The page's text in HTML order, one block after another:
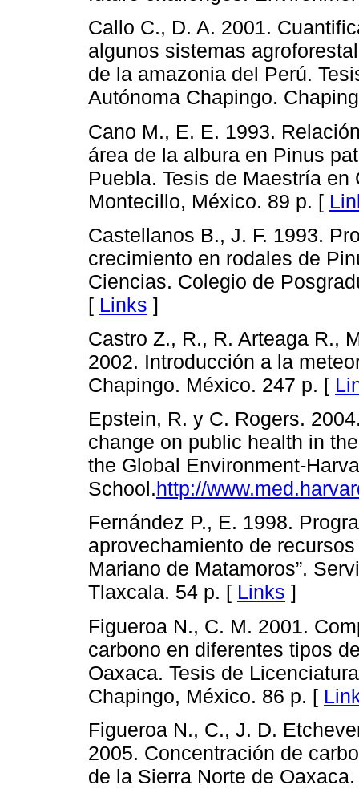
Callo C., D. A. 2001.
algunos sistemas
de la amazonia del Perú.
Autónoma Chapingo.
Cano M., E. E. 1993.
área de la albura en Pinus
Puebla. Tesis de Maestría
Montecillo, México. 89 p. [
Castellanos B., J. F. 1993.
crecimiento en rodales de
Ciencias. Colegio de
[ Links ]
Castro Z., R., R. Arteaga R.,
2002. Introducción a la
Chapingo. México. 247 p. [
Epstein, R. y C. Rogers.
change on public health in
the Global Environment-
School.http://
Fernández P., E. 1998.
aprovechamiento de
Mariano de Matamoros”.
Tlaxcala. 54 p. [ Links ]
Figueroa N., C. M. 2001.
carbono en diferentes tipos
Oaxaca. Tesis de
Chapingo, México. 86 p. [
Figueroa N., C., J. D.
2005. Concentración de
de la Sierra Norte de